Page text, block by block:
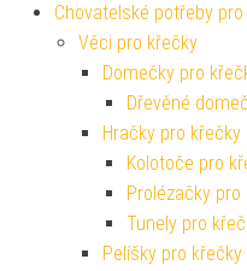
Chovatelské potřeby
Věci pro křečky
Domečky pro
Dřevěné
Hračky pro křečky
Kolotoče pro
Prolézačky pro
Tunely pro
Pelíšky pro křečky